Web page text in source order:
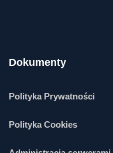
Dokumenty
Polityka Prywatności
Polityka Cookies